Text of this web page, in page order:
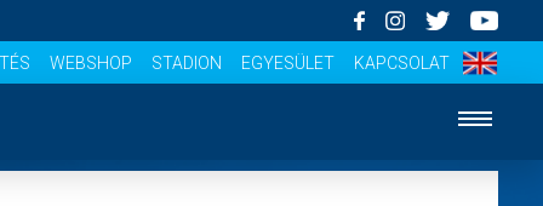
WEBSHOP STADION EGYESÜLET KAPCSOLAT